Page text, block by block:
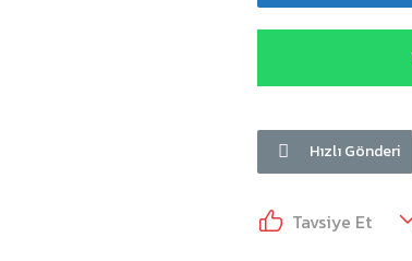
Hızlı Gönderi
Tavsiye Et